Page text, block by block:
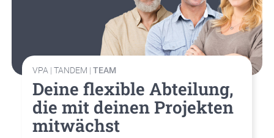
VPA| TAN­DEM | TEAM
Dei­ne fle­xi­ble Abtei­lung,
die mit dei­nen Pro­jek­ten
mit­wächst